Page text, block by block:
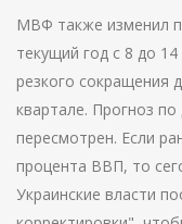
МВФ также изменил
текущий год с 8 до
резкого сокращения
квартале. Прогноз
пересмотрен. Если
процента ВВП, то
Украинские власти